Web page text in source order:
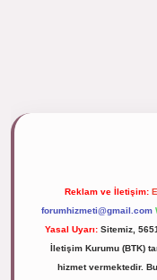
Reklam ve İletişim:
forumhizmeti@gmail.com
Yasal Uyarı: Sitemiz,
İletişim Kurumu (BTK)
hizmet vermektedir.